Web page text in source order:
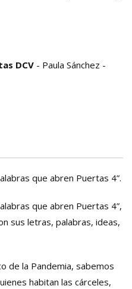
DCV - Paula Sánchez -
que abren Puertas 4”.
que abren Puertas 4”,
sus letras, palabras, ideas,
de la Pandemia, sabemos
habitan las cárceles,